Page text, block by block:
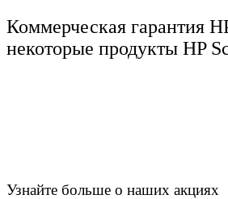
Коммерческая гарантия
некоторые продукты HP
Узнайте больше о наших акциях